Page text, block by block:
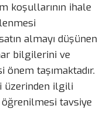
koşullarının ihale
almayı düşünen
bilgilerini ve
önem taşımaktadır.
üzerinden ilgili
tavsiye